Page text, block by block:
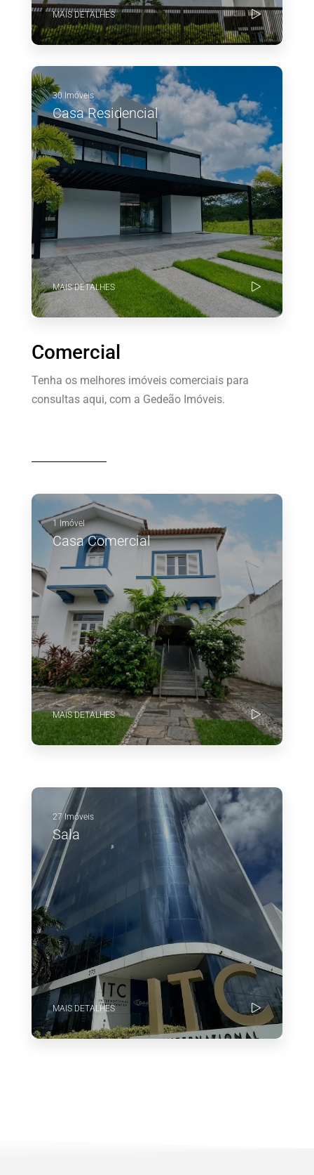
MAIS DETALHES
30 Imóveis
Casa Residencial
MAIS DETALHES
Comercial
Tenha os melhores imóveis comerciais para
consultas aqui, com a Gedeão Imóveis.
1 Imóvel
Casa Comercial
MAIS DETALHES
27 Imóveis
Sala
MAIS DETALHES